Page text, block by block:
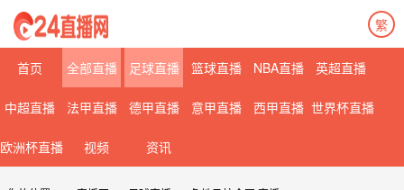
繁
首页 全部直播 足球直播 篮球直播 NBA直播 英超直播
中超直播 法甲直播 德甲直播 意甲直播 西甲直播 世界杯直播
欧洲杯直播 视频 资讯
08月06日 星期四